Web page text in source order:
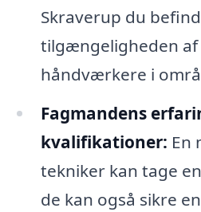
Skraverup du
tilgængeligheden af
håndværkere i
Fagmandens
kvalifikationer: En
tekniker kan tage
de kan også sikre